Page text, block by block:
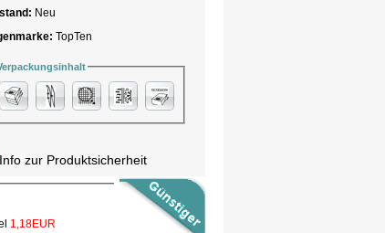
Neu
TopTen
Info zur Produktsicherheit
1,18EUR